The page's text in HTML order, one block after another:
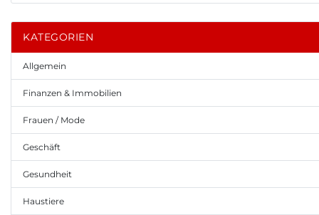
KATEGORIEN
Allgemein
Finanzen & Immobilien
Frauen / Mode
Geschäft
Gesundheit
Haustiere